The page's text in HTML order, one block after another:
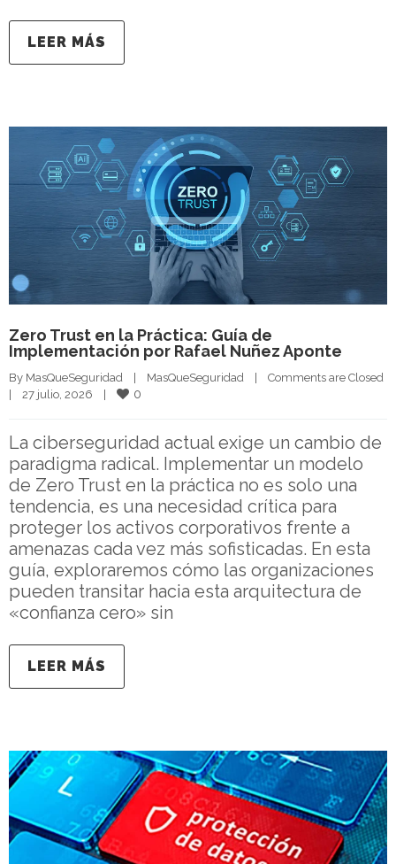
LEER MÁS
Zero Trust en la Práctica: Guía de
Implementación por Rafael Nuñez Aponte
By MasQueSeguridad MasQueSeguridad
Comments are Closed
27 julio, 2026 0
La ciberseguridad actual exige un cambio de
paradigma radical. Implementar un modelo
de Zero Trust en la práctica no es solo una
tendencia, es una necesidad crítica para
proteger los activos corporativos frente a
amenazas cada vez más sofisticadas. En esta
guía, exploraremos cómo las organizaciones
pueden transitar hacia esta arquitectura de
«confianza cero» sin
LEER MÁS